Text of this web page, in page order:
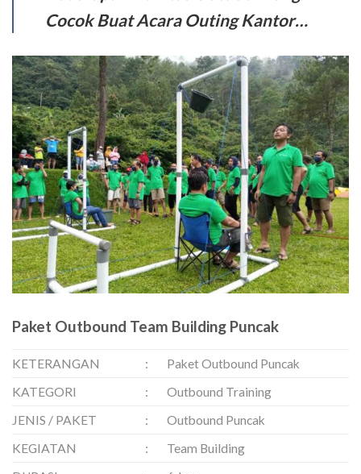
Cocok Buat Acara Outing Kantor…
Paket Outbound Team Building Puncak
KETERANGAN :
Paket Outbound Puncak
KATEGORI
:
Outbound Training
JENIS / PAKET
:
Outbound Puncak
KEGIATAN
:
Team Building